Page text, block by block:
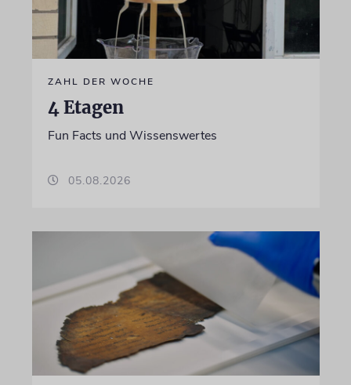
ZAHL DER WOCHE
4 Etagen
Fun Facts und Wissenswertes
05.08.2026